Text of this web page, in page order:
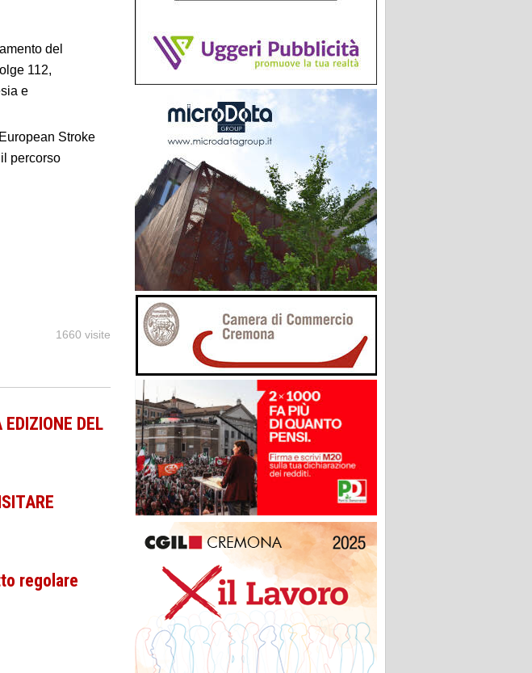
del
112,
e
Stroke
percorso
1660 visite
DEL
regolare